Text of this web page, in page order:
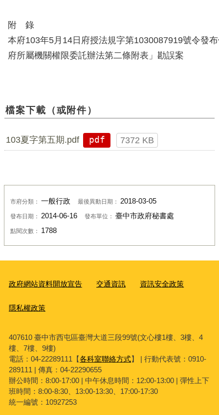
附 錄
本府103年5月14日府授法規字第1030087919號令發
府所屬機關權限委託辦法第二條附表」勘誤案
檔案下載（或附件）
103夏字第五期.pdf pdf 7372 KB
市府分類： 一般行政 最後異動日期： 2018-03-05
發布日期： 2014-06-16 發布單位： 臺中市政府秘書處
點閱次數： 1788
政府網站資料開放宣告 交通資訊 資訊安全政策
隱私權政策
407610 臺中市西屯區臺灣大道三段99號(文心樓1樓、3樓、4
樓、7樓、9樓)
電話：04-22289111【各科室聯絡方式】 | 行動代表號：0910-
289111 | 傳真：04-22290655
辦公時間：8:00-17:00 | 中午休息時間：12:00-13:00 | 彈性上下
班時間：8:00-8:30、13:00-13:30、17:00-17:30
統一編號：10927253